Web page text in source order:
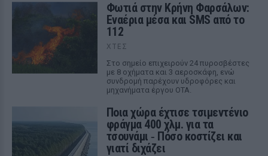
Φωτιά στην Κρήνη Φαρσάλων:
Εναέρια μέσα και SMS από το
112
ΧΤΕΣ
Στο σημείο επιχειρούν 24 πυροσβέστες
με 8 οχήματα και 3 αεροσκάφη, ενώ
συνδρομή παρέχουν υδροφόρες και
μηχανήματα έργου ΟΤΑ.
Ποια χώρα έχτισε τσιμεντένιο
φράγμα 400 χλμ. για τα
τσουνάμι ‑ Πόσο κοστίζει και
γιατί διχάζει